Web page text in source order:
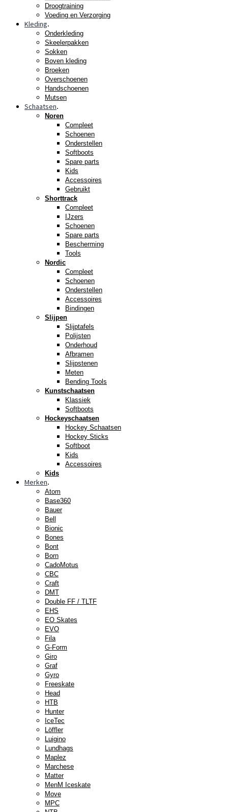
Droogtraining
Voeding en Verzorging
Kleding.
Onderkleding
Skeelerpakken
Sokken
Boven kleding
Broeken
Overschoenen
Handschoenen
Mutsen
Schaatsen.
Noren
Compleet
Schoenen
Onderstellen
Softboots
Spare parts
Kids
Accessoires
Gebruikt
Shorttrack
Compleet
IJzers
Schoenen
Spare parts
Bescherming
Tools
Nordic
Compleet
Schoenen
Onderstellen
Accessoires
Bindingen
Slijpen
Slijptafels
Polijsten
Onderhoud
Afbramen
Slijpstenen
Meten
Bending Tools
Kunstschaatsen
Klassiek
Softboots
Hockeyschaatsen
Hockey Schaatsen
Hockey Sticks
Softboot
Kids
Accessoires
Kids
Merken.
Atom
Base360
Bauer
Bell
Bionic
Bones
Bont
Born
CadoMotus
CBC
Craft
DMT
Double FF / TLTF
EHS
EO Skates
EVO
Fila
G-Form
Giro
Graf
Gyro
Freeskate
Head
HTB
Hunter
IceTec
Löffler
Luigino
Lundhags
Maplez
Marchese
Matter
MenM Iceskate
Move
MPC